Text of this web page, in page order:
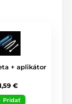
+ aplikátor
€
Pridať